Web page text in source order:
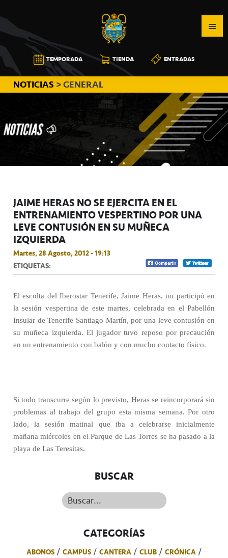
a
la
navegación
principal
al
contenido
principal
a
la
barra
lateral
principal
CB
CANARIAS
TEMPORADA TIENDA ENTRADAS
NOTICIAS > GENERAL
JAIME HERAS NO SE EJERCITA EN EL
ENTRENAMIENTO VESPERTINO POR UNA
LEVE CONTUSIÓN EN SU MUÑECA
IZQUIERDA
Martes, 28 Agosto, 2012 - 19:13
ETIQUETAS:
El escolta del Iberostar Tenerife, Jaime Heras, no participó en
la sesión vespertina de este martes, celebrada en el Pabellón
Insular de Tenerife Santiago Martín, por una leve contusión en
su muñeca izquierda. El jugador tuvo reposo por precaución
en un entrenamiento con balón y con mucho contacto físico.
Si todo transcurre según lo previsto, Heras se reincorporará sin
problemas al trabajo del grupo esta misma semana. Por otro
lado, la sesión matinal que iba a celebrarse inicialmente
mañana miércoles en el Parque de Las Torres se ha pasado a la
playa de Las Teresitas.
BUSCAR
Buscar...
CATEGORÍAS
ABONOS CAMPUS CANTERA CLUB
CRÓNICA